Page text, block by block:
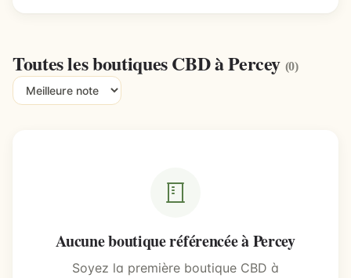
Toutes les boutiques CBD à Percey (0)
Aucune boutique référencée à Percey
Soyez la première boutique CBD à